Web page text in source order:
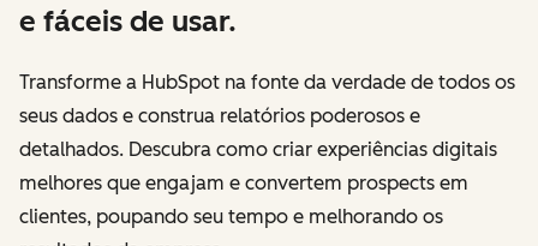
e fáceis de usar.
Transforme a HubSpot na fonte da verdade de todos os
seus dados e construa relatórios poderosos e
detalhados. Descubra como criar experiências digitais
melhores que engajam e convertem prospects em
clientes, poupando seu tempo e melhorando os